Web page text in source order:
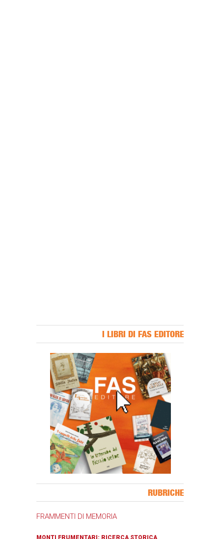
I LIBRI DI FAS EDITORE
RUBRICHE
FRAMMENTI DI MEMORIA